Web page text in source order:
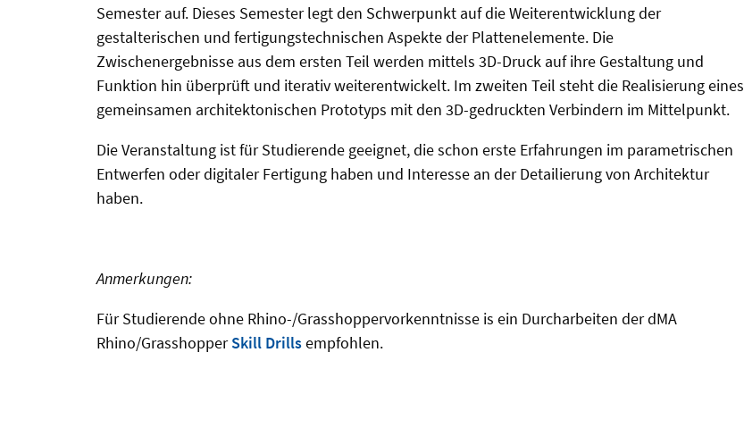
Semester auf. Dieses Semester legt den Schwerpunkt auf die Weiterentwicklung der
gestalterischen und fertigungstechnischen Aspekte der Plattenelemente. Die
Zwischenergebnisse aus dem ersten Teil werden mittels 3D-Druck auf ihre Gestaltung und
Funktion hin überprüft und iterativ weiterentwickelt. Im zweiten Teil steht die Realisierung eines
gemeinsamen architektonischen Prototyps mit den 3D-gedruckten Verbindern im Mittelpunkt.
Die Veranstaltung ist für Studierende geeignet, die schon erste Erfahrungen im parametrischen
Entwerfen oder digitaler Fertigung haben und Interesse an der Detailierung von Architektur
haben.
Anmerkungen:
Für Studierende ohne Rhino-/Grasshoppervorkenntnisse is ein Durcharbeiten der dMA
Rhino/GrasshopperSkill Drillsempfohlen.